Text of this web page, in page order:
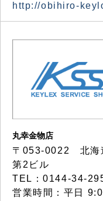
http://obihiro-
丸幸金物店
〒053-0022 北海
第2ビル
TEL：0144-34-
営業時間：平日